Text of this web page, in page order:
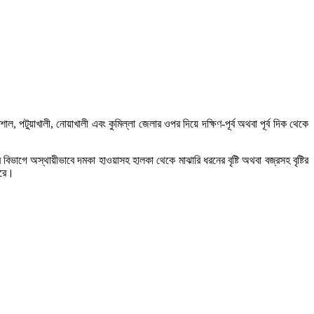
পটুয়াখালী, নোয়াখালী এবং কুমিল্লা জেলার ওপর দিয়ে দক্ষিণ-পূর্ব অথবা পূর্ব দিক থেকে
অস্থায়ীভাবে দমকা হাওয়াসহ হালকা থেকে মাঝারি ধরনের বৃষ্টি অথবা বজ্রসহ বৃষ্টির